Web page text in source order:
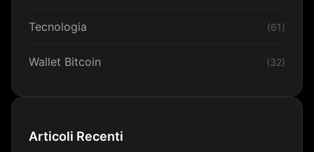
Tecnologia (61)
Wallet Bitcoin (32)
Articoli Recenti